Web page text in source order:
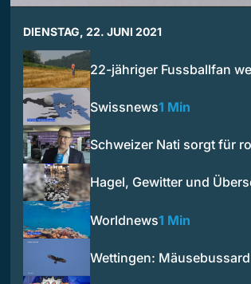
DIENSTAG, 22. JUNI 2021
22-jähriger Fussballfan
Swissnews1 Min
Schweizer Nati sorgt für
Hagel, Gewitter und
Worldnews1 Min
Wettingen: